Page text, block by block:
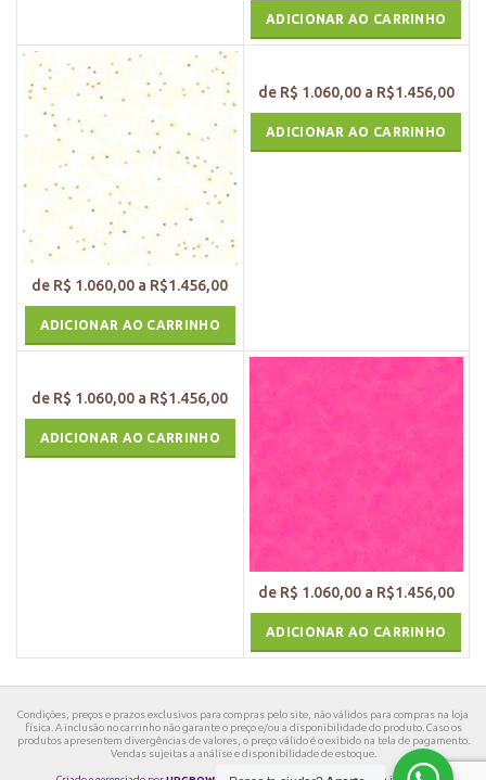
ADICIONAR AO CARRINHO
ADICIONAR AO CARRINHO
ADICIONAR AO CARRINHO
ADICIONAR AO CARRINHO
ADICIONAR AO CARRINHO
Condições, preços e prazos exclusivos para compras pelo site, não válidos para compras na loja
física. A inclusão no carrinho não garante o preço e/ou a disponibilidade do produto. Caso os
produtos apresentem divergências de valores, o preço válido é o exibido na tela de pagamento.
Vendas sujeitas a análise e disponibilidade de estoque.